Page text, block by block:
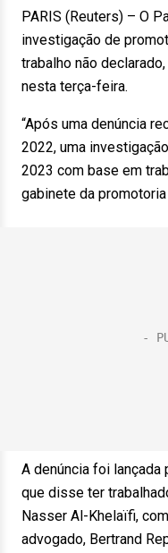
PARIS (Reuters) – O
investigação de
trabalho não
nesta terça-feira.
“Após uma denúncia
2022, uma
2023 com base em
gabinete da promotoria
A denúncia foi lançada
que disse ter
Nasser Al-Khelaïfi,
advogado, Bertrand